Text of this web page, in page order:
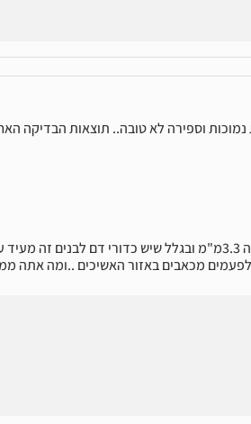
ועוד כמה ערכים..עשיתי בדיקות וגילו שיש לי וירוקצלה קלה 3.3מ"מ ובגלל שיש
מכאבים באזור האשיכים ..ומה אתה